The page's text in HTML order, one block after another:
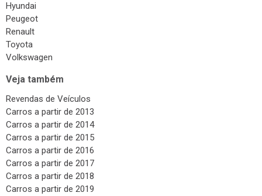
Hyundai
Peugeot
Renault
Toyota
Volkswagen
Veja também
Revendas de Veículos
Carros a partir de 2013
Carros a partir de 2014
Carros a partir de 2015
Carros a partir de 2016
Carros a partir de 2017
Carros a partir de 2018
Carros a partir de 2019